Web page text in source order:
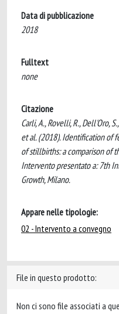
Data di pubblicazione
2018
Fulltext
none
Citazione
Carli, A., Rovelli, R., Dell'Oro,
et al. (2018). Identification of
of stillbirths: a comparison of
Intervento presentato a: 7th
Growth, Milano.
Appare nelle tipologie:
02 - Intervento a convegno
File in questo prodotto:
Non ci sono file associati a